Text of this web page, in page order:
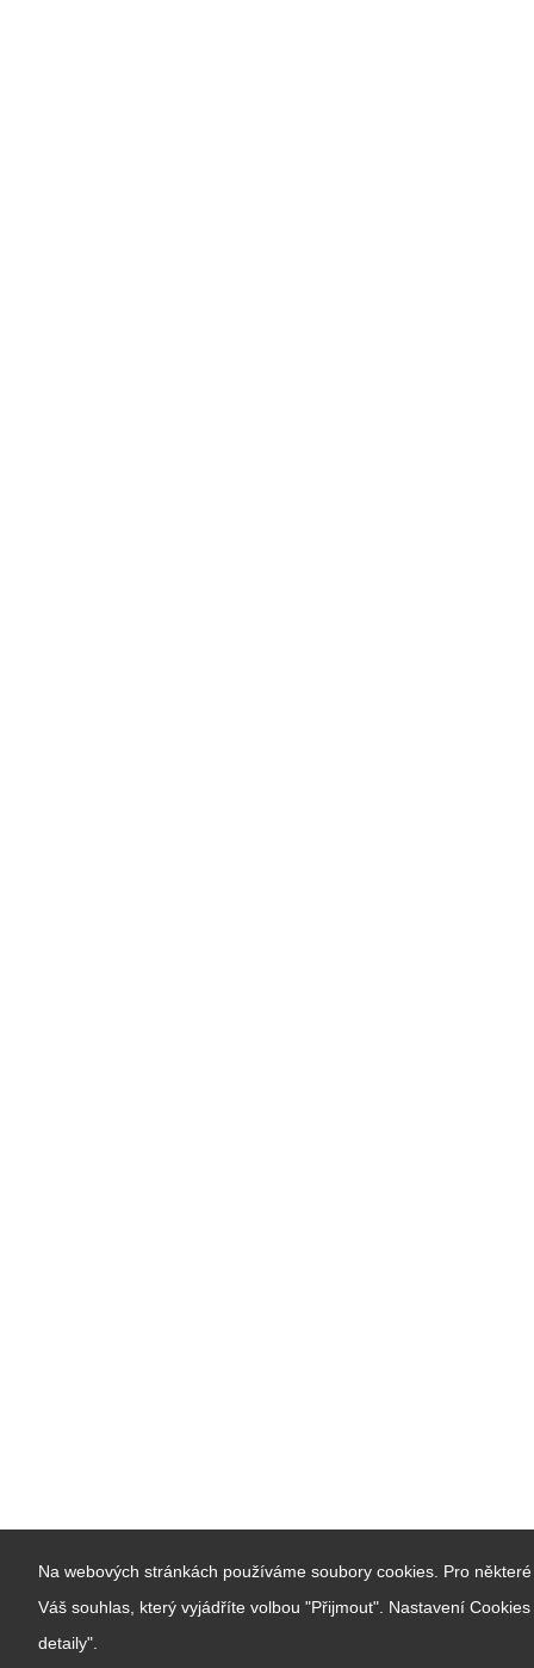
Na webových stránkách používáme soubory cookies. Pro
Váš souhlas, který vyjádříte volbou "Přijmout". Nastavení
detaily".